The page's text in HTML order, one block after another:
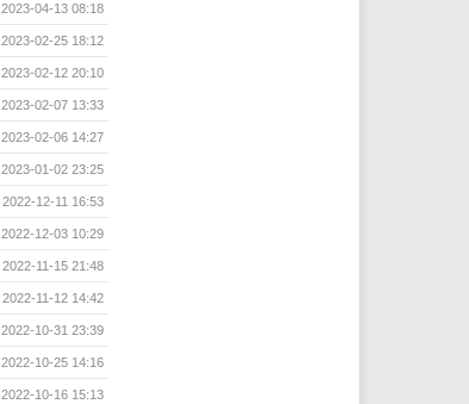
2023-04-13 08:18
2023-02-25 18:12
2023-02-12 20:10
2023-02-07 13:33
2023-02-06 14:27
2023-01-02 23:25
2022-12-11 16:53
2022-12-03 10:29
2022-11-15 21:48
2022-11-12 14:42
2022-10-31 23:39
2022-10-25 14:16
2022-10-16 15:13